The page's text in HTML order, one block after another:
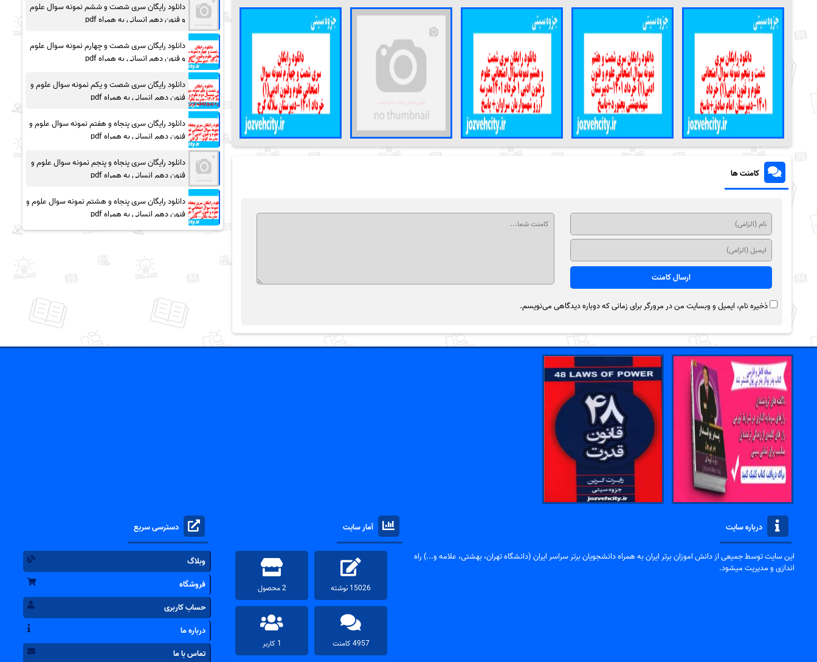
کامنت ها
ذخیره نام، ایمیل و وبسایت من در مرورگر برای زمانی که دوباره دیدگاهی می‌نویسم.
دانلود رایگان سری شصت و ششم نمونه سوال علوم
و فنون دهم انسانی به همراه pdf
دانلود رایگان سری شصت و چهارم نمونه سوال علوم
و فنون دهم انسانی به همراه pdf
دانلود رایگان سری شصت و یکم نمونه سوال علوم و
فنون دهم انسانی به همراه pdf
دانلود رایگان سری پنجاه و هفتم نمونه سوال علوم و
فنون دهم انسانی به همراه pdf
دانلود رایگان سری پنجاه و پنجم نمونه سوال علوم و
فنون دهم انسانی به همراه pdf
دانلود رایگان سری پنجاه و هشتم نمونه سوال علوم و
فنون دهم انسانی به همراه pdf
درباره سایت
این سایت توسط جمیعی از دانش اموزان برتر ایران به همراه دانشجویان برتر سراسر ایران (دانشگاه تهران، بهشتی، علامه و...) راه
اندازی و مدیریت میشود.
آمار سایت
15026 نوشته 2 محصول
4957 کامنت 1 کاربر
دسترسی سریع
وبلاگ
فروشگاه
حساب کاربری
درباره ما
تماس با ما